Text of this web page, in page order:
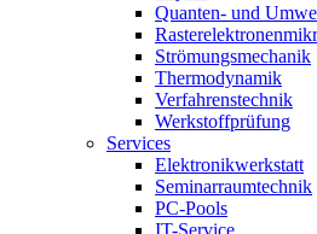
Quanten- und
Strömungsmechanik
Thermodynamik
Verfahrenstechnik
Werkstoffprüfung
Services
Elektronikwerkstatt
Seminarraumtechnik
PC-Pools
IT-Service